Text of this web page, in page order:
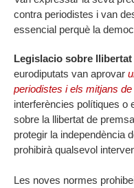
contra periodistes i van
essencial perquè la
Legislacio sobre llibertat
eurodiputats van aprovar
periodistes i els mitjans
interferències polítiques o
sobre la llibertat de
protegir la independència
prohibirà qualsevol
Les noves normes